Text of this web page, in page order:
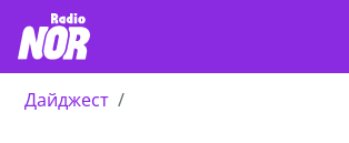
Дайджест